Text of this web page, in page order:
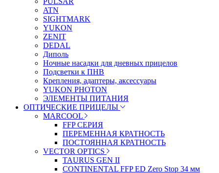
ATN
SIGHTMARK
YUKON
ZENIT
DEDAL
Диполь
Ночные насадки для дневных прицелов
Подсветки к ПНВ
Крепления, адаптеры, аксессуары
YUKON PHOTON
ЭЛЕМЕНТЫ ПИТАНИЯ
ОПТИЧЕСКИЕ ПРИЦЕЛЫ
MARCOOL
FFP СЕРИЯ
ПЕРЕМЕННАЯ КРАТНОСТЬ
ПОСТОЯННАЯ КРАТНОСТЬ
VECTOR OPTICS
TAURUS GEN II
CONTINENTAL FFP ED Zero Stop 34 мм